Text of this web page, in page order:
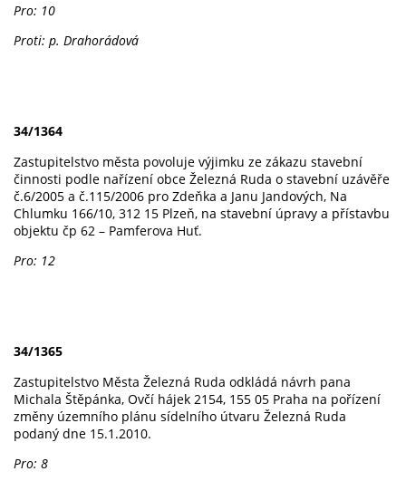
Pro: 10
Proti: p. Drahorádová
34/1364
Zastupitelstvo města povoluje výjimku ze zákazu stavební
činnosti podle nařízení obce Železná Ruda o stavební uzávěře
č.6/2005 a č.115/2006 pro Zdeňka a Janu Jandových, Na
Chlumku 166/10, 312 15 Plzeň, na stavební úpravy a přístavbu
objektu čp 62 – Pamferova Huť.
Pro: 12
34/1365
Zastupitelstvo Města Železná Ruda odkládá návrh pana
Michala Štěpánka, Ovčí hájek 2154, 155 05 Praha na pořízení
změny územního plánu sídelního útvaru Železná Ruda
podaný dne 15.1.2010.
Pro: 8